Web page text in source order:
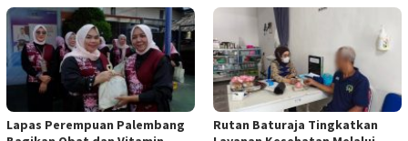
Lapas Perempuan Palembang
Rutan Baturaja Tingkatkan